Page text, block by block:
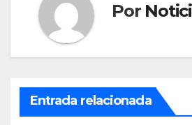
Por
Entrada relacionada